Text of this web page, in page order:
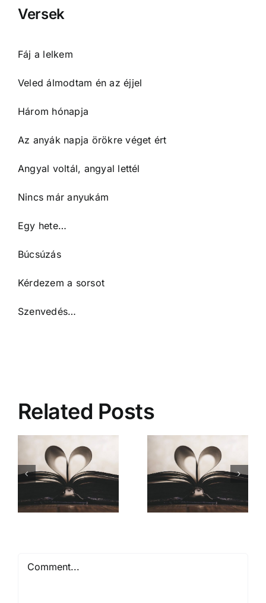
Versek
Fáj a lelkem
Veled álmodtam én az éjjel
Három hónapja
Az anyák napja örökre véget ért
Angyal voltál, angyal lettél
Nincs már anyukám
Egy hete…
Búcsúzás
Kérdezem a sorsot
Szenvedés…
Related Posts